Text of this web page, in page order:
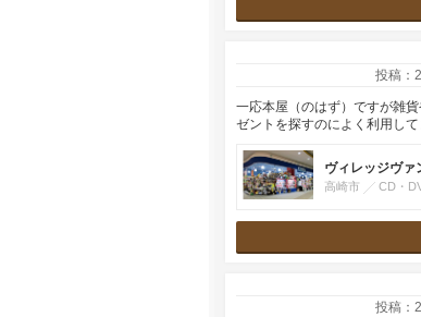
投稿：
一応本屋（のはず）ですが雑
ゼントを探すのによく利用し
ヴィレッジヴァ
高崎市 CD・
投稿：